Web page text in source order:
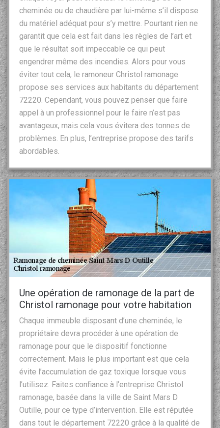
cheminée ou de chaudière par lui-même s’il dispose
du matériel adéquat pour s’y mettre. Pourtant rien ne
garantit que cela est fait dans les règles de l’art et
que le résultat soit impeccable ce qui peut
engendrer même des incendies. Alors pour vous
éviter tout cela, le ramoneur Christol ramonage
propose ses services aux habitants du département
72220. Cependant, vous pouvez penser que faire
appel à un professionnel pour le faire n’est pas
avantageux, mais cela vous évitera des tonnes de
problèmes. En plus, l’entreprise propose des tarifs
abordables.
Une opération de ramonage de la part de
Christol ramonage pour votre habitation
Chaque immeuble disposant d’une cheminée, le
propriétaire devra procéder à une opération de
ramonage pour que le dispositif fonctionne
correctement. Mais le plus important est que cela
évite l’accumulation de gaz toxique lorsque vous
l’utilisez. Faites confiance à l’entreprise Christol
ramonage, basée dans la ville de Saint Mars D
Outille, pour ce type d’intervention. Elle est réputée
dans tout le département 72220 grâce à la qualité de